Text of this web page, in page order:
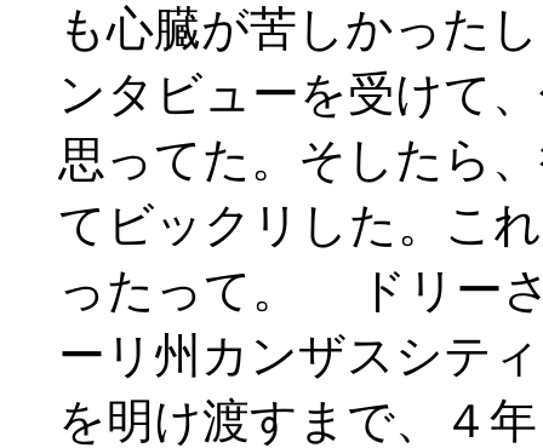
も心臓が苦しかった
ンタビューを受けて
思ってた。そしたら
てビックリした。こ
ったって。 ドリー
ーリ州カンザスシテ
を明け渡すまで、４